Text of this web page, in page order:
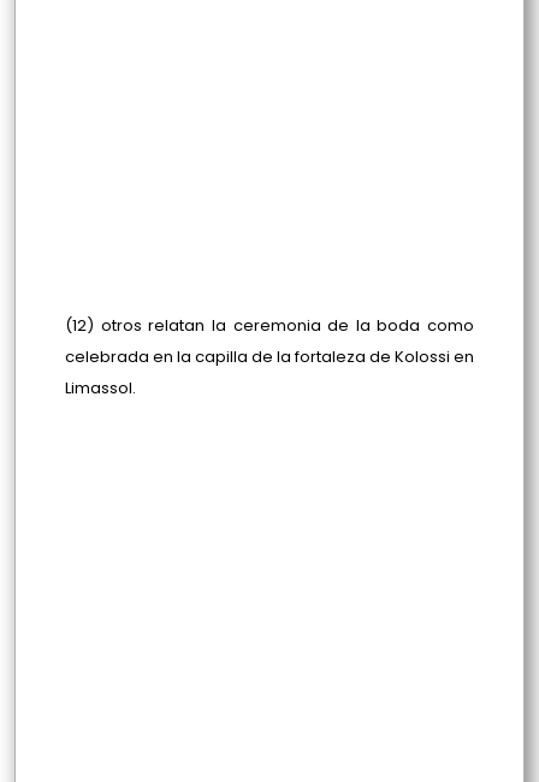
(12) otros relatan la ceremonia de la boda como
celebrada en la capilla de la fortaleza de Kolossi en
Limassol.